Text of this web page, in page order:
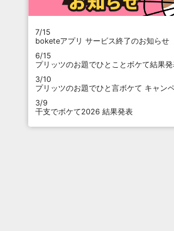
7/15
boketeアプリ サービス終了のお知らせ
6/15
プリッツのお題でひとことボケて結果
3/10
プリッツのお題でひと言ボケて キャン
3/9
干支でボケて2026 結果発表